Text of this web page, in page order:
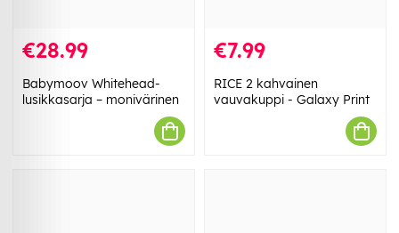
€28.99
Babymoov Whitehead-
lusikkasarja – monivärinen
€7.99
RICE 2 kahvainen
vauvakuppi - Galaxy Print